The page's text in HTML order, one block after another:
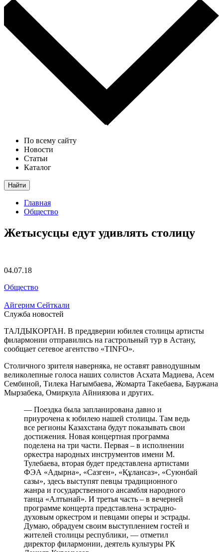
По всему сайту
Новости
Статьи
Каталог
Найти
Главная
Общество
Жетысусцы едут удивлять столицу
04.07.18
Общество
Айгерим Сейткали
Служба новостей
ТАЛДЫКОРГАН. В преддверии юбилея столицы артисты
филармонии отправились на гастрольный тур в Астану,
сообщает сетевое агентство «TINFO».
Столичного зрителя наверняка, не оставят равнодушным
великолепные голоса наших солистов Асхата Мадиева, Асем
Сембиной, Тилека Нагымбаева, Жомарта Такебаева, Бауржана
Мырзабека, Омиркула Айниязова и других.
— Поездка была запланирована давно и
приурочена к юбилею нашей столицы. Там ведь
все регионы Казахстана будут показывать свои
достижения. Новая концертная программа
поделена на три части. Первая – в исполнении
оркестра народных инструментов имени М.
Тулебаева, вторая будет представлена артистами
ФЭА «Адырна», «Сазген», «Құлансаз», «Суюнбай
сазы», здесь выступят певцы традиционного
жанра и государственного ансамбля народного
танца «Алтынай». И третья часть – в вечерней
программе концерта представлена эстрадно-
духовым оркестром и певцами оперы и эстрады.
Думаю, обрадуем своим выступлением гостей и
жителей столицы республики, — отметил
директор филармонии, деятель культуры РК